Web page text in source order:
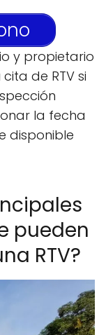
y propietario
de RTV si
la fecha
disponible
pueden
RTV?